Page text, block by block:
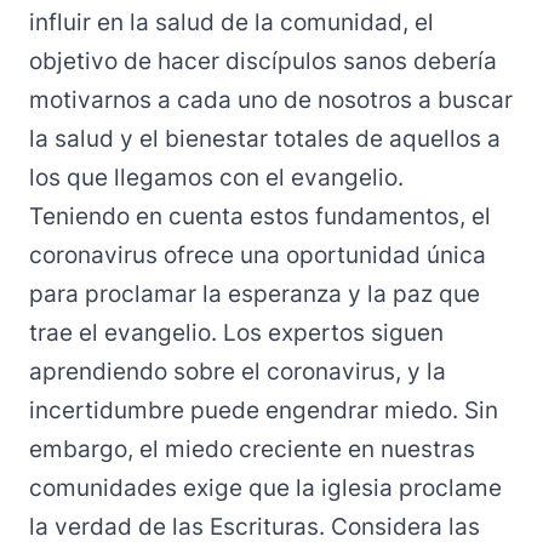
influir en la salud de la comunidad, el
objetivo de hacer discípulos sanos debería
motivarnos a cada uno de nosotros a buscar
la salud y el bienestar totales de aquellos a
los que llegamos con el evangelio.
Teniendo en cuenta estos fundamentos, el
coronavirus ofrece una oportunidad única
para proclamar la esperanza y la paz que
trae el evangelio. Los expertos siguen
aprendiendo sobre el coronavirus, y la
incertidumbre puede engendrar miedo. Sin
embargo, el miedo creciente en nuestras
comunidades exige que la iglesia proclame
la verdad de las Escrituras. Considera las